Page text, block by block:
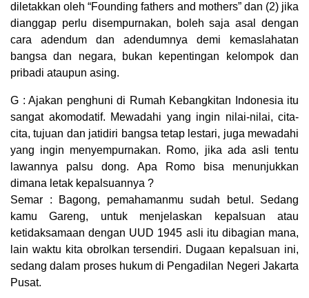
diletakkan oleh “Founding fathers and mothers” dan (2) jika
dianggap perlu disempurnakan, boleh saja asal dengan
cara adendum dan adendumnya demi kemaslahatan
bangsa dan negara, bukan kepentingan kelompok dan
pribadi ataupun asing.
G : Ajakan penghuni di Rumah Kebangkitan Indonesia itu
sangat akomodatif. Mewadahi yang ingin nilai-nilai, cita-
cita, tujuan dan jatidiri bangsa tetap lestari, juga mewadahi
yang ingin menyempurnakan. Romo, jika ada asli tentu
lawannya palsu dong. Apa Romo bisa menunjukkan
dimana letak kepalsuannya ?
Semar : Bagong, pemahamanmu sudah betul. Sedang
kamu Gareng, untuk menjelaskan kepalsuan atau
ketidaksamaan dengan UUD 1945 asli itu dibagian mana,
lain waktu kita obrolkan tersendiri. Dugaan kepalsuan ini,
sedang dalam proses hukum di Pengadilan Negeri Jakarta
Pusat.